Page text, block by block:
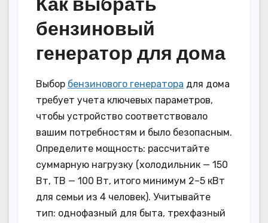
бензиновый
генератор для дома
Выбор бензинового генератора для дома
требует учета ключевых параметров,
чтобы устройство соответствовало
вашим потребностям и было безопасным.
Определите мощность: рассчитайте
суммарную нагрузку (холодильник — 150
Вт, ТВ — 100 Вт, итого минимум 2–5 кВт
для семьи из 4 человек). Учитывайте
тип: однофазный для быта, трехфазный